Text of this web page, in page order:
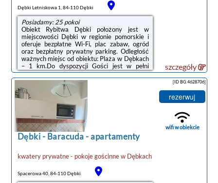
Dębki Letniskowa 1, 84-110 Dębki
Posiadamy: 25 pokoi
Obiekt Rybitwa Dębki położony jest w
miejscowości Dębki w regionie pomorskie i
oferuje bezpłatne Wi-Fi, plac zabaw, ogród
oraz bezpłatny prywatny parking. Odległość
ważnych miejsc od obiektu: Plaża w Dębkach
– 1 km.Do dyspozycji Gości jest w pełni
wyposażona prywatna łazienka z prysznicem
i suszarką do włosów.Obiekt dysponuje
tarasem.Na miejscu Goście mogą grać w
tenisa stołowego. Okolica cieszy się
popularnością wśród miłośników
trekkingu.Odległość ważnych miejsc od
obiektu: Dworzec kolejowy – 50 km. Lotnisko
Lotnisko Gdańsk-Rębiechowo znajduje się 67
...
szczegóły
Dębki- Baracuda - apartamenty
kwatery prywatne - pokoje gościnnew Dębkach
Spacerowa 40, 84-110 Dębki
[ID BG.4628706]
rezerwuj
wifi w obiekcie